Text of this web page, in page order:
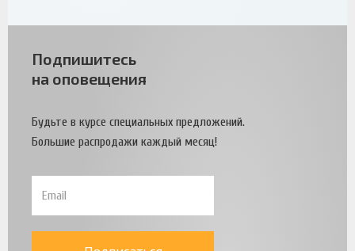
Подпишитесь
на оповещения
Будьте в курсе специальных предложений.
Большие распродажи каждый месяц!